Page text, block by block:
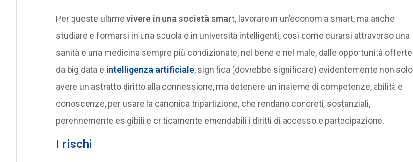
Per queste ultime vivere in una società smart, lavorare in un’economia smart, ma anche
studiare e formarsi in una scuola e in università intelligenti, così come curarsi attraverso una
sanità e una medicina sempre più condizionate, nel bene e nel male, dalle opportunità offerte
da big data e intelligenza artificiale, significa (dovrebbe significare) evidentemente non solo
avere un astratto diritto alla connessione, ma detenere un insieme di competenze, abilità e
conoscenze, per usare la canonica tripartizione, che rendano concreti, sostanziali,
perennemente esigibili e criticamente emendabili i diritti di accesso e partecipazione.
I rischi